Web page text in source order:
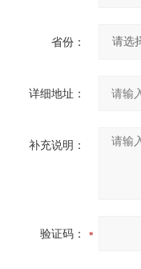
省份：
详细地址：
补充说明：
验证码：